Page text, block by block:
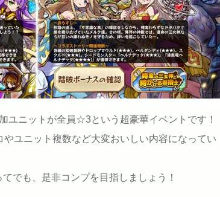
ユニットが全員☆3という超豪華イベントです！
ユニット複数など大変おいしい内容になってい
でも、是非コンプを目指しましょう！